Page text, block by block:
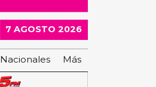
7 AGOSTO 2026
Nacionales Más